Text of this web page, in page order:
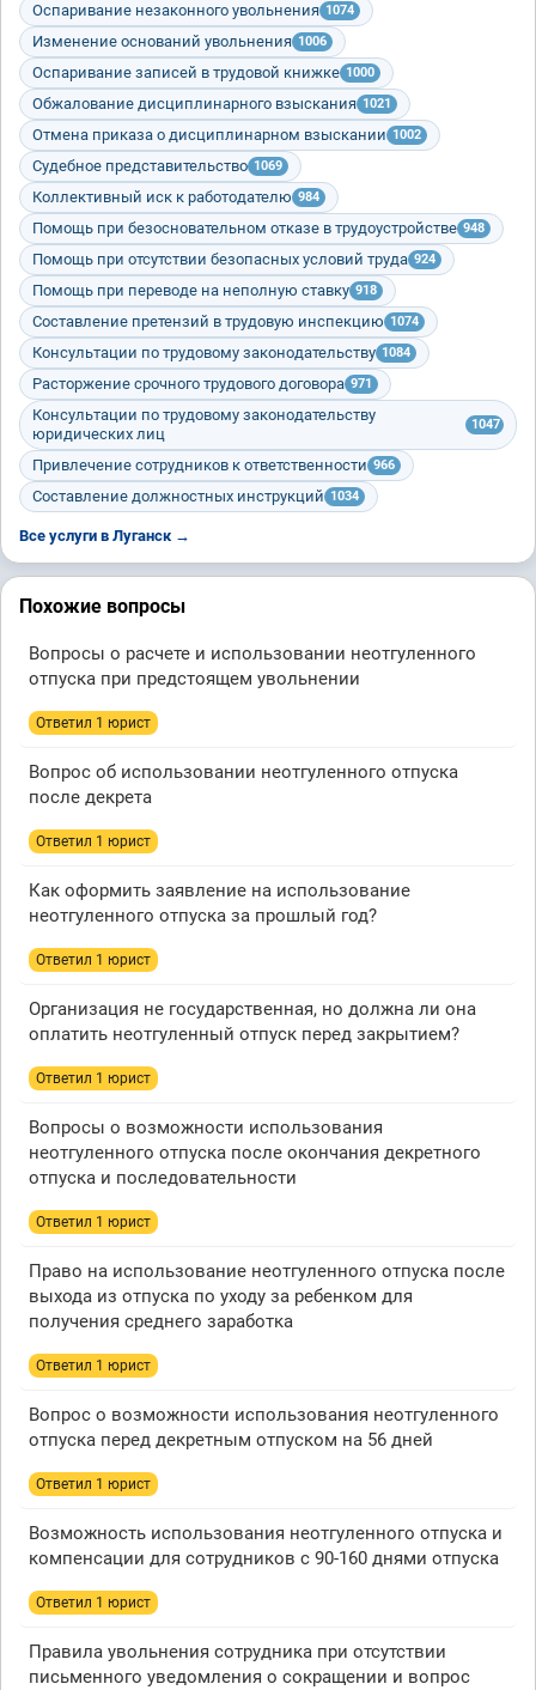
Оспаривание незаконного увольнения 1074
Изменение оснований увольнения 1006
Оспаривание записей в трудовой книжке 1000
Обжалование дисциплинарного взыскания 1021
Отмена приказа о дисциплинарном взыскании 1002
Судебное представительство 1069
Коллективный иск к работодателю 984
Помощь при безосновательном отказе в трудоустройстве 948
Помощь при отсутствии безопасных условий труда 924
Помощь при переводе на неполную ставку 918
Составление претензий в трудовую инспекцию 1074
Консультации по трудовому законодательству 1084
Расторжение срочного трудового договора 971
Консультации по трудовому законодательству
юридических лиц
1047
Привлечение сотрудников к ответственности 966
Составление должностных инструкций 1034
Все услуги в Луганск →
Похожие вопросы
Вопросы о расчете и использовании неотгуленного
отпуска при предстоящем увольнении
Ответил 1 юрист
Вопрос об использовании неотгуленного отпуска
после декрета
Ответил 1 юрист
Как оформить заявление на использование
неотгуленного отпуска за прошлый год?
Ответил 1 юрист
Организация не государственная, но должна ли она
оплатить неотгуленный отпуск перед закрытием?
Ответил 1 юрист
Вопросы о возможности использования
неотгуленного отпуска после окончания декретного
отпуска и последовательности
Ответил 1 юрист
Право на использование неотгуленного отпуска после
выхода из отпуска по уходу за ребенком для
получения среднего заработка
Ответил 1 юрист
Вопрос о возможности использования неотгуленного
отпуска перед декретным отпуском на 56 дней
Ответил 1 юрист
Возможность использования неотгуленного отпуска и
компенсации для сотрудников с 90-160 днями отпуска
Ответил 1 юрист
Правила увольнения сотрудника при отсутствии
письменного уведомления о сокращении и вопрос